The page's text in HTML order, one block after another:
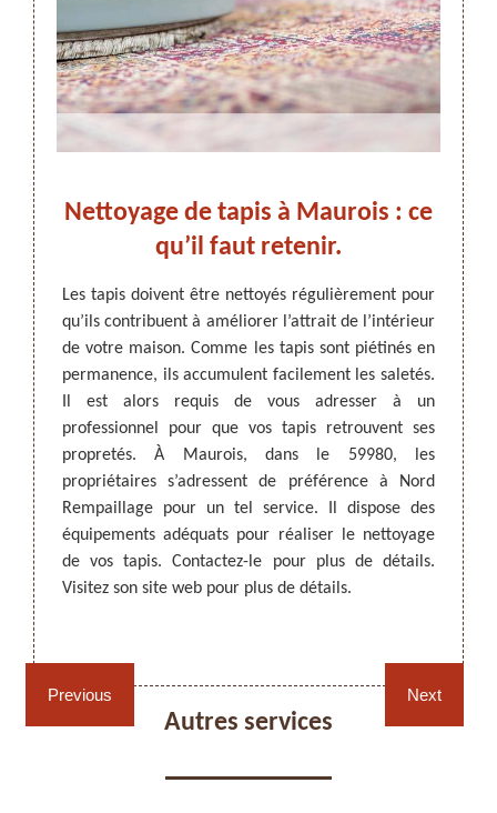
ARTISAN DEZITTER, REMPAILLAGE -
CANNAGE - RECOLLAGE, 59 NORD
chaises et sièges 59
Cannage fauteuil, chaises
et sièges 59
Previous
pour
à un
vos
lui
Il
vous
Nettoyage de tapis à Maurois : ce
qu’il faut retenir.
Les tapis doivent être nettoyés régulièrement pour
qu’ils contribuent à améliorer l’attrait de l’intérieur
de votre maison. Comme les tapis sont piétinés en
permanence, ils accumulent facilement les saletés.
Il est alors requis de vous adresser à un
professionnel pour que vos tapis retrouvent ses
propretés. À Maurois, dans le 59980, les
propriétaires s’adressent de préférence à Nord
Rempaillage pour un tel service. Il dispose des
équipements adéquats pour réaliser le nettoyage
de vos tapis. Contactez-le pour plus de détails.
Visitez son site web pour plus de détails.
Les
qui
les
des
tapis
vous
vous
Next
Autres services